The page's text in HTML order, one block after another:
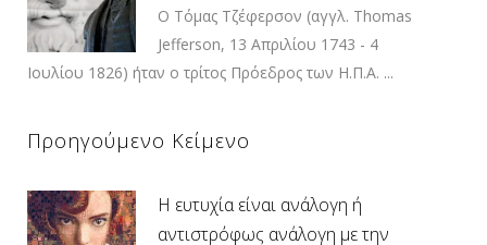
O Τόμας Τζέφερσον (αγγλ. Thomas
Jefferson, 13 Απριλίου 1743 - 4
Ιουλίου 1826) ήταν ο τρίτος Πρόεδρος των Η.Π.Α. ...
Προηγούμενο Κείμενο
Η ευτυχία είναι ανάλογη ή
αντιστρόφως ανάλογη με την